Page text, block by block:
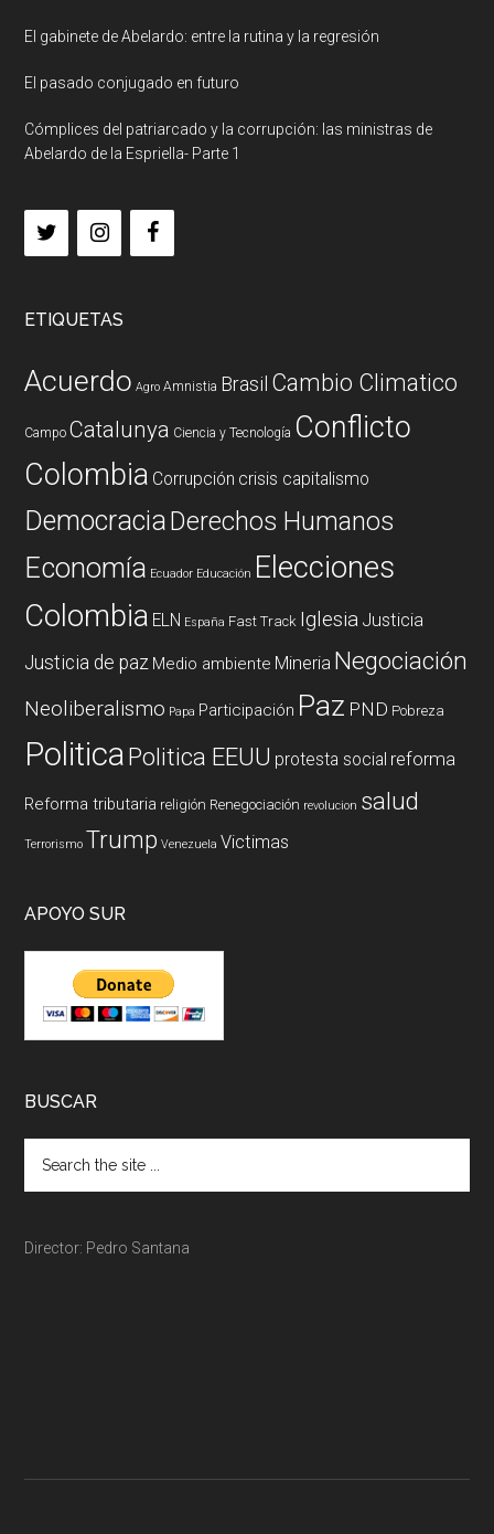
El gabinete de Abelardo: entre la rutina y la regresión
El pasado conjugado en futuro
Cómplices del patriarcado y la corrupción: las ministras de
Abelardo de la Espriella- Parte 1
ETIQUETAS
Acuerdo Agro Amnistia Brasil Cambio Climatico
Campo Catalunya Ciencia y Tecnología Conflicto
Colombia Corrupción crisis capitalismo
DemocraciaDerechos Humanos
Economía Ecuador Educación Elecciones
Colombia ELN España Fast Track Iglesia Justicia
Justicia de paz Medio ambiente Mineria Negociación
Neoliberalismo Papa Participación Paz PND Pobreza
PoliticaPolitica EEUU protesta social reforma
Reforma tributaria religión Renegociación revolucion salud
Terrorismo Trump Venezuela Victimas
APOYO SUR
BUSCAR
Director: Pedro Santana